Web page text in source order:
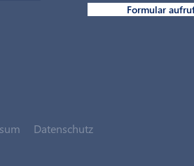
Formular
Datenschutz